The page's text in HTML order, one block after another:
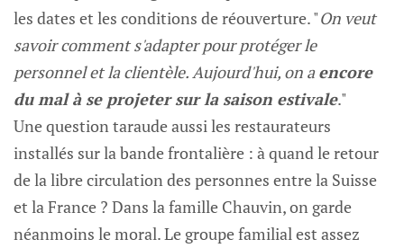
les dates et les conditions de réouverture. "On veut
savoir comment s'adapter pour protéger le
personnel et la clientèle. Aujourd'hui, on aencore
du mal à se projeter sur la saison estivale."
Une question taraude aussi les restaurateurs
installés sur la bande frontalière : à quand le retour
de la libre circulation des personnes entre la Suisse
et la France ? Dans la famille Chauvin, on garde
néanmoins le moral. Le groupe familial est assez